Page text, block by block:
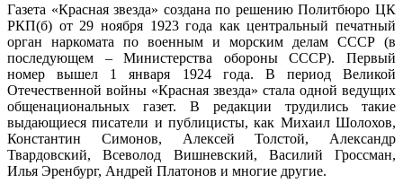
Газета «Красная звезда» создана по решению Политбюро ЦК
РКП(б) от 29 ноября 1923 года как центральный печатный
орган наркомата по военным и морским делам СССР (в
последующем – Министерства обороны СССР). Первый
номер вышел 1 января 1924 года. В период Великой
Отечественной войны «Красная звезда» стала одной ведущих
общенациональных газет. В редакции трудились такие
выдающиеся писатели и публицисты, как Михаил Шолохов,
Константин Симонов, Алексей Толстой, Александр
Твардовский, Всеволод Вишневский, Василий Гроссман,
Илья Эренбург, Андрей Платонов и многие другие.